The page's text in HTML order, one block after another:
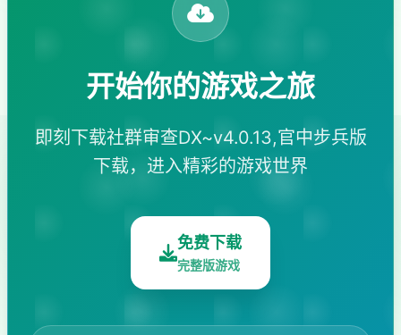
开始你的游戏之旅
即刻下载社群审查DX~v4.0.13,官中步兵版
下载，进入精彩的游戏世界
免费下载
完整版游戏